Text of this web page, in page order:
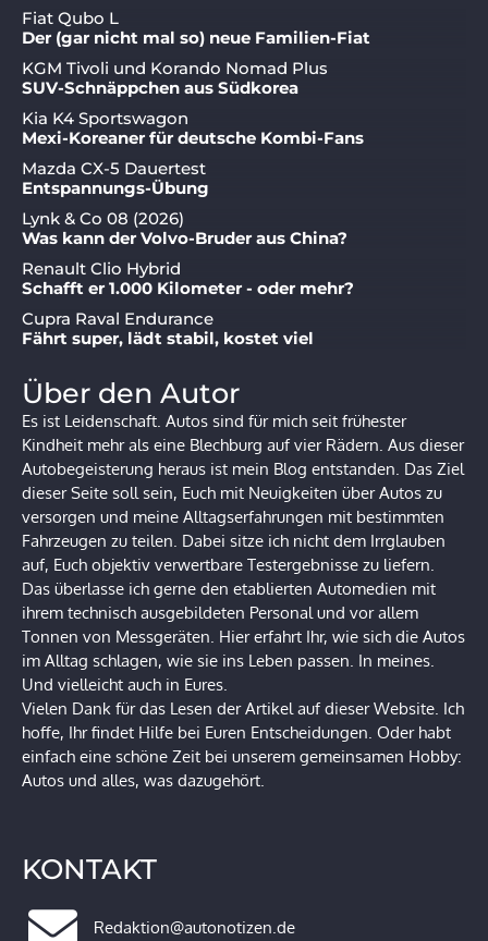
Fiat Qubo L
Der (gar nicht mal so) neue Familien-Fiat
KGM Tivoli und Korando Nomad Plus
SUV-Schnäppchen aus Südkorea
Kia K4 Sportswagon
Mexi-Koreaner für deutsche Kombi-Fans
Mazda CX-5 Dauertest
Entspannungs-Übung
Lynk & Co 08 (2026)
Was kann der Volvo-Bruder aus China?
Renault Clio Hybrid
Schafft er 1.000 Kilometer - oder mehr?
Cupra Raval Endurance
Fährt super, lädt stabil, kostet viel
Über den Autor
Es ist Leidenschaft. Autos sind für mich seit frühester
Kindheit mehr als eine Blechburg auf vier Rädern. Aus dieser
Autobegeisterung heraus ist mein Blog entstanden. Das Ziel
dieser Seite soll sein, Euch mit Neuigkeiten über Autos zu
versorgen und meine Alltagserfahrungen mit bestimmten
Fahrzeugen zu teilen. Dabei sitze ich nicht dem Irrglauben
auf, Euch objektiv verwertbare Testergebnisse zu liefern.
Das überlasse ich gerne den etablierten Automedien mit
ihrem technisch ausgebildeten Personal und vor allem
Tonnen von Messgeräten. Hier erfahrt Ihr, wie sich die Autos
im Alltag schlagen, wie sie ins Leben passen. In meines.
Und vielleicht auch in Eures.
Vielen Dank für das Lesen der Artikel auf dieser Website. Ich
hoffe, Ihr findet Hilfe bei Euren Entscheidungen. Oder habt
einfach eine schöne Zeit bei unserem gemeinsamen Hobby:
Autos und alles, was dazugehört.
KONTAKT
Redaktion@autonotizen.de